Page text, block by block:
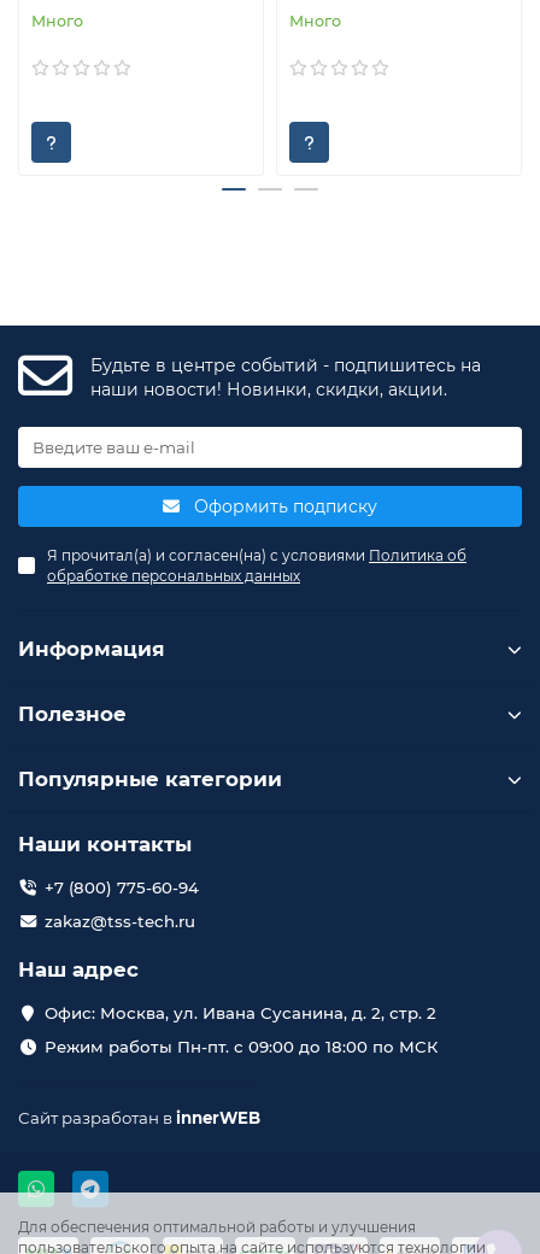
Много Много
Для обеспечения оптимальной работы и улучшения
пользовательского опыта на сайте используются технологии
Будьте в центре событий - подпишитесь на
наши новости! Новинки, скидки, акции.
Оформить подписку
Я прочитал(а) и согласен(на) с условиями Политика об
обработке персональных данных
Информация
Полезное
Популярные категории
Наши контакты
+7 (800) 775-60-94
zakaz@tss-tech.ru
Наш адрес
Офис: Москва, ул. Ивана Сусанина, д. 2, стр. 2
Режим работы Пн-пт. с 09:00 до 18:00 по МСК
Сайт разработан вinnerWEB